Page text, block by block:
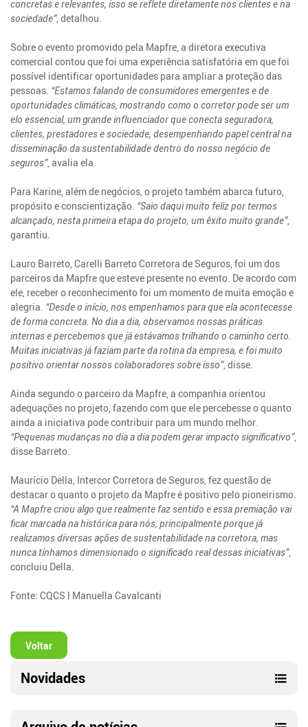
concretas e relevantes, isso se reflete diretamente nos clientes e na
sociedade”, detalhou.
Sobre o evento promovido pela Mapfre, a diretora executiva
comercial contou que foi uma experiência satisfatória em que foi
possível identificar oportunidades para ampliar a proteção das
pessoas. “Estamos falando de consumidores emergentes e de
oportunidades climáticas, mostrando como o corretor pode ser um
elo essencial, um grande influenciador que conecta seguradora,
clientes, prestadores e sociedade, desempenhando papel central na
disseminação da sustentabilidade dentro do nosso negócio de
seguros”, avalia ela.
Para Karine, além de negócios, o projeto também abarca futuro,
propósito e conscientização. “Saio daqui muito feliz por termos
alcançado, nesta primeira etapa do projeto, um êxito muito grande”,
garantiu.
Lauro Barreto, Carelli Barreto Corretora de Seguros, foi um dos
parceiros da Mapfre que esteve presente no evento. De acordo com
ele, receber o reconhecimento foi um momento de muita emoção e
alegria. “Desde o início, nos empenhamos para que ela acontecesse
de forma concreta. No dia a dia, observamos nossas práticas
internas e percebemos que já estávamos trilhando o caminho certo.
Muitas iniciativas já faziam parte da rotina da empresa, e foi muito
positivo orientar nossos colaboradores sobre isso”, disse.
Ainda segundo o parceiro da Mapfre, a companhia orientou
adequações no projeto, fazendo com que ele percebesse o quanto
ainda a iniciativa pode contribuir para um mundo melhor.
“Pequenas mudanças no dia a dia podem gerar impacto significativo”,
disse Barreto.
Maurício Della, Intercor Corretora de Seguros, fez questão de
destacar o quanto o projeto da Mapfre é positivo pelo pioneirismo.
“A Mapfre criou algo que realmente faz sentido e essa premiação vai
ficar marcada na histórica para nós, principalmente porque já
realizamos diversas ações de sustentabilidade na corretora, mas
nunca tínhamos dimensionado o significado real dessas iniciativas”,
concluiu Della.
Fonte: CQCS l Manuella Cavalcanti
Voltar
Novidades